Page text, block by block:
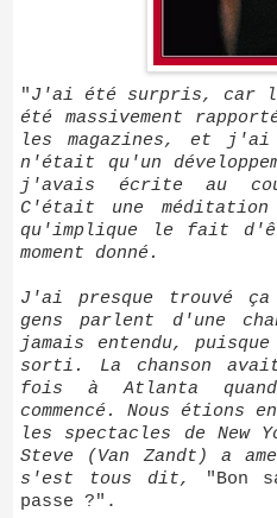
"J'ai été surpris, car l'incident Diallo avait
été massivement
les magazines, et j'ai
n'était qu'un
j'avais écrite au
C'était une
qu'implique le fait
moment donné.
J'ai presque trouvé ça
gens parlent d'une
jamais entendu,
sorti. La chanson
fois à Atlanta
commencé. Nous étions
les spectacles de
Steve (Van Zandt) a
s'est tous dit,
"Bon
passe ?".